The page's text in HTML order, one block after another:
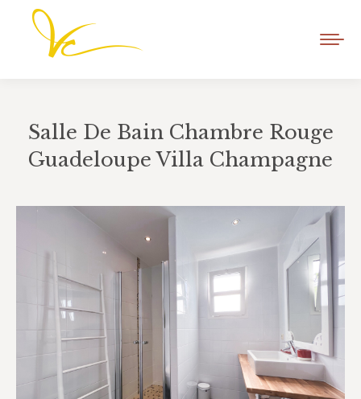
Salle De Bain Chambre Rouge
Guadeloupe Villa Champagne